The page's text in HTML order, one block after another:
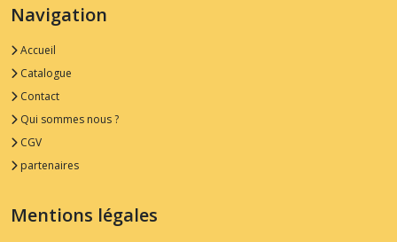
Navigation
Accueil
Catalogue
Contact
Qui sommes nous ?
CGV
partenaires
Mentions légales